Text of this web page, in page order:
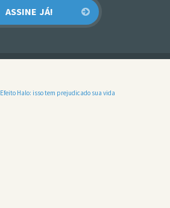
Efeito Halo: isso tem prejudicado sua vida